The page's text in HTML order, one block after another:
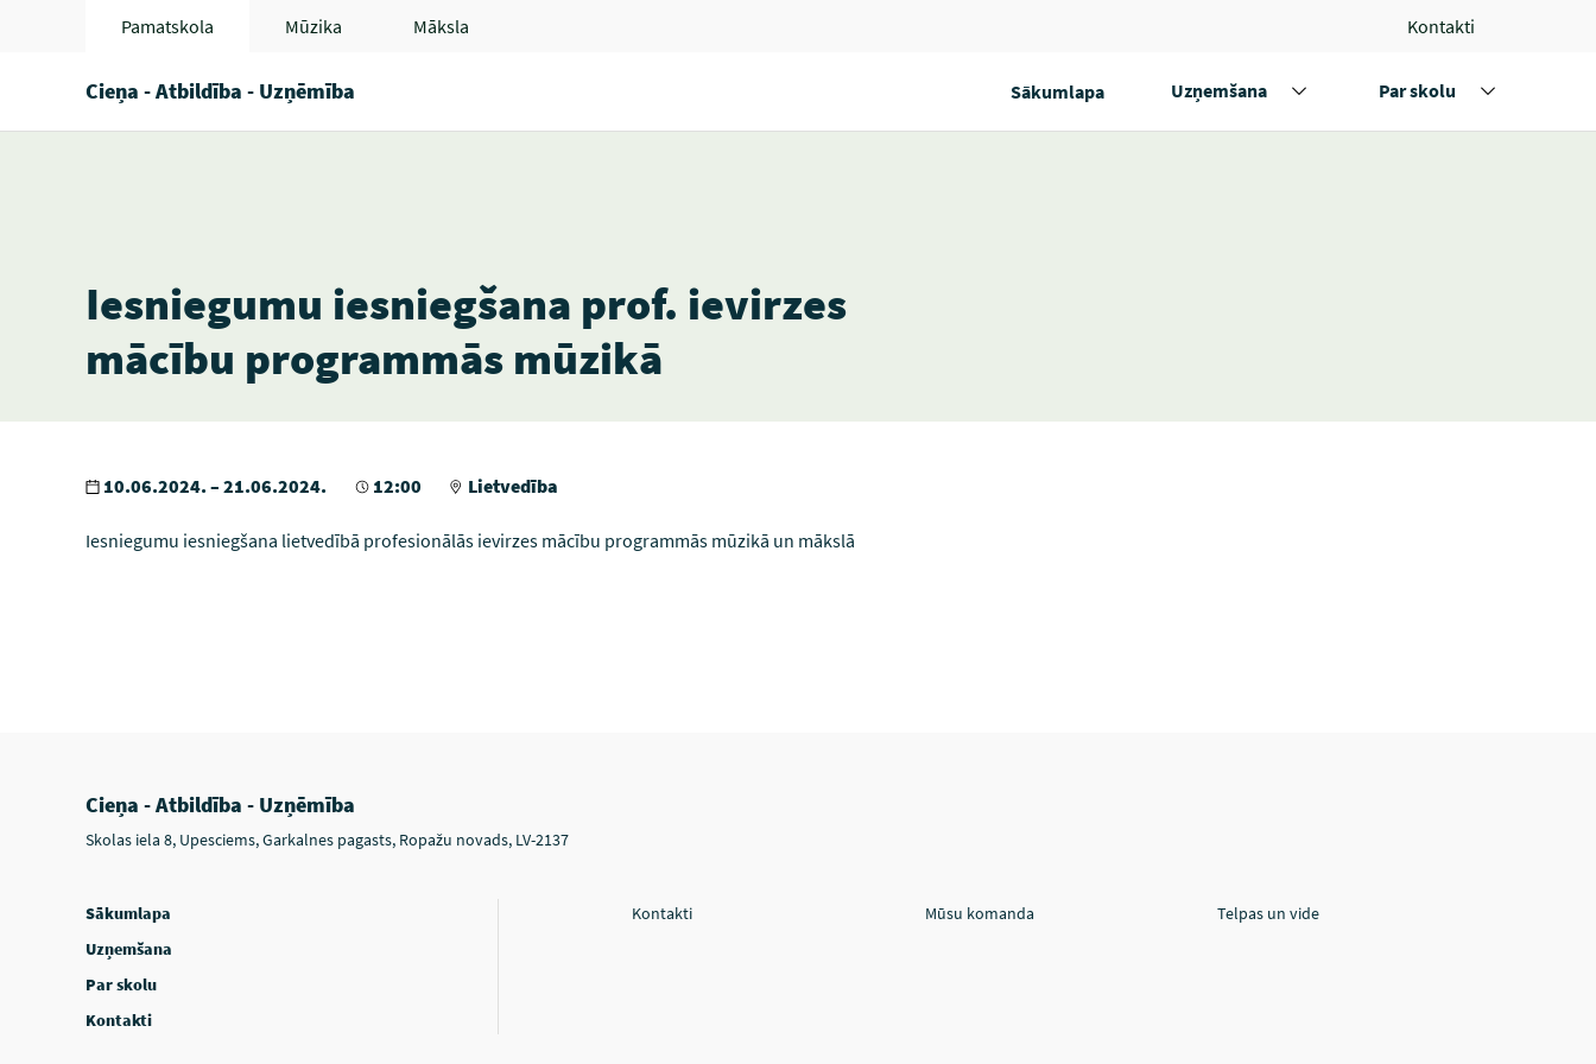
Pamatskola Mūzika Māksla Kontakti
Cieņa - Atbildība - Uzņēmība Sākumlapa Uzņemšana Par skolu
Iesniegumu iesniegšana prof. ievirzes
mācību programmās mūzikā
10.06.2024. – 21.06.2024. 12:00 Lietvedība
Iesniegumu iesniegšana lietvedībā profesionālās ievirzes mācību programmās mūzikā un mākslā
Cieņa - Atbildība - Uzņēmība
Skolas iela 8, Upesciems, Garkalnes pagasts, Ropažu novads, LV-2137
Sākumlapa
Uzņemšana
Par skolu
Kontakti
Kontakti Mūsu komanda Telpas un vide